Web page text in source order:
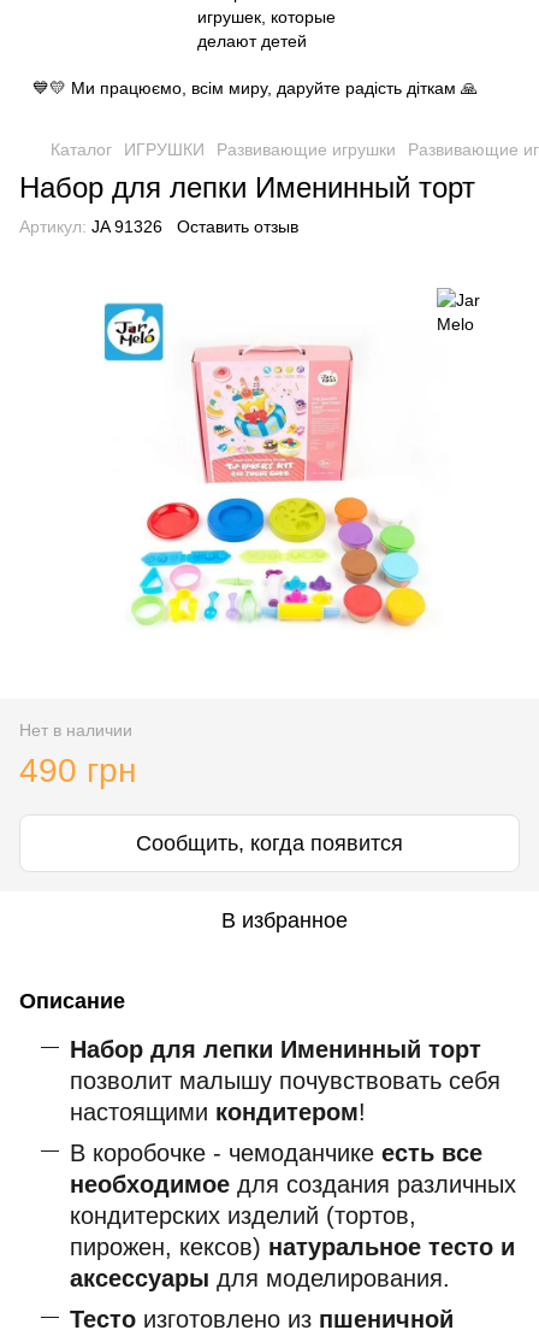
💙💛 Ми працюємо, всім миру, даруйте радість діткам 🙏
Каталог ИГРУШКИ Развивающие игрушки Развивающие
Набор для лепки Именинный торт
Артикул: JA 91326 Оставить отзыв
Нет в наличии
490 грн
Сообщить, когда появится
В избранное
Описание
Набор для лепки Именинный торт
позволит малышу почувствовать себя
настоящими кондитером!
В коробочке - чемоданчике есть все
необходимое для создания различных
кондитерских изделий (тортов,
пирожен, кексов) натуральное тесто и
аксессуары для моделирования.
Тесто изготовлено из пшеничной